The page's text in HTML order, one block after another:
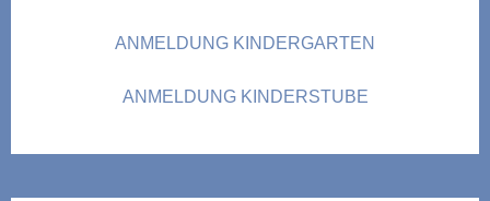
ANMELDUNG KINDERGARTEN
ANMELDUNG KINDERSTUBE